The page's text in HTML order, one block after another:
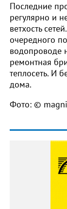
Последние
регулярно и
ветхость
очередного
водопроводе
ремонтная
теплосеть. И
дома.
Фото: ©